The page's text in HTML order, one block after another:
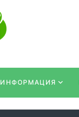
ИНФОРМАЦИЯ